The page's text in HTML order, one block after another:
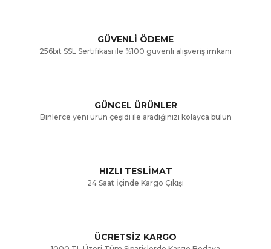
Ürün resmi kalitesiz, bozuk veya görüntülenemiyor.
Ürün bilgilerinde hatalar bulunuyor.
Gönder
GÜVENLİ ÖDEME
256bit SSL Sertifikası ile %100 güvenli alışveriş imkanı
GÜNCEL ÜRÜNLER
Binlerce yeni ürün çeşidi ile aradığınızı kolayca bulun
HIZLI TESLİMAT
24 Saat İçinde Kargo Çıkışı
ÜCRETSİZ KARGO